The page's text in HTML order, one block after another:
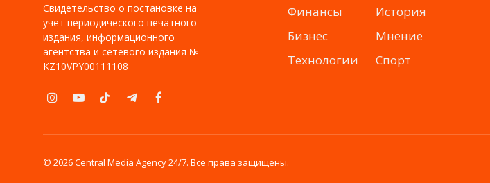
Свидетельство о постановке на
учет периодического печатного
издания, информационного
агентства и сетевого издания №
KZ10VPY00111108
InstagramYouTubeTikTokTelegramFacebook
Финансы
Бизнес
Технологии
История
Мнение
Спорт
© 2026 Central Media Agency 24/7. Все права защищены.